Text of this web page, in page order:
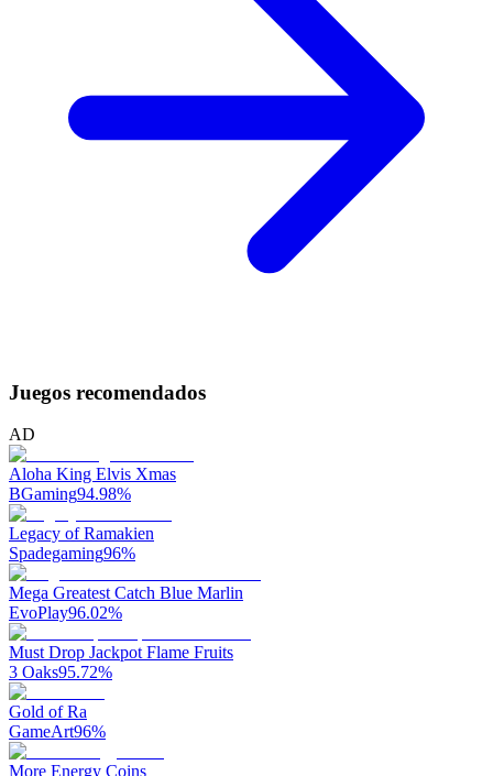
Juegos recomendados
AD
Aloha King Elvis Xmas
BGaming94.98%
Legacy of Ramakien
Spadegaming96%
Mega Greatest Catch Blue Marlin
EvoPlay96.02%
Must Drop Jackpot Flame Fruits
3 Oaks95.72%
Gold of Ra
GameArt96%
More Energy Coins